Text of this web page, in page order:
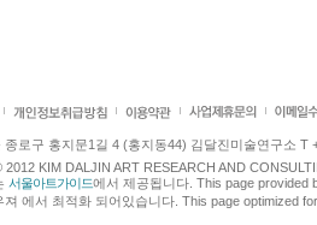
종로구 홍지문1길 4 (홍지동44) 김달진미술연구소 T
KIM DALJIN ART RESEARCH AND
서울아트가이드에서 제공됩니다. This page provided
져 에서 최적화 되어있습니다. This page optimized